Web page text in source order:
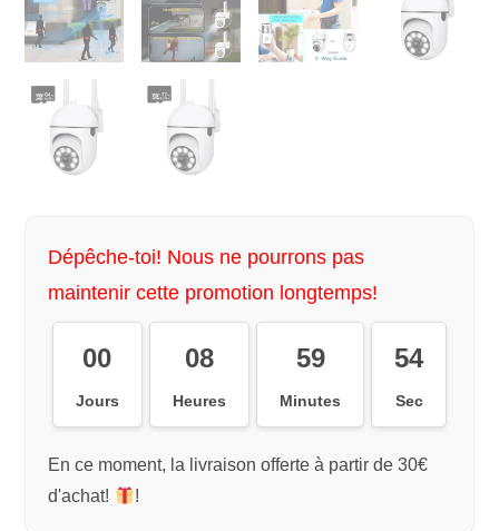
Dépêche-toi! Nous ne pourrons pas
maintenir cette promotion longtemps!
00
Jours
08
Heures
59
Minutes
54
Sec
En ce moment, la livraison offerte à partir de 30€
d'achat!
!